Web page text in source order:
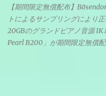
【期間限定無償配布】
トによるサンプリングにより
20GBのグランドピアノ音源
Pearl B200」が期間限定無償配